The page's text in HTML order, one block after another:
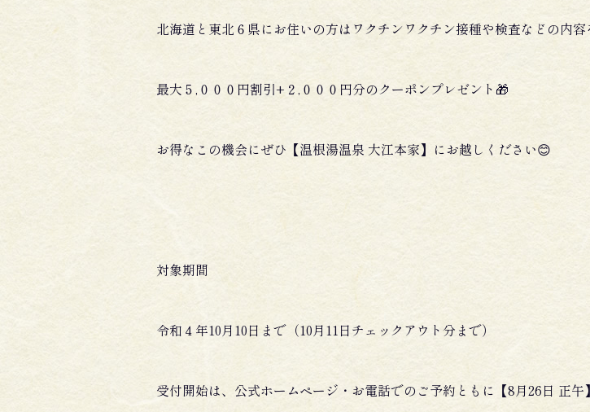
北海道と東北６県にお住いの方はワクチンワクチン接種や検査などの内容
最大５,０００円割引+２,０００円分のクーポンプレゼント🎁
お得なこの機会にぜひ【温根湯温泉 大江本家】にお越しください😊
対象期間
令和４年10月10日まで（10月11日チェックアウト分まで）
受付開始は、公式ホームページ・お電話でのご予約ともに【8月26日 正午